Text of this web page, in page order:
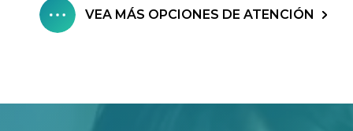
VEA MÁS OPCIONES DE ATENCIÓN